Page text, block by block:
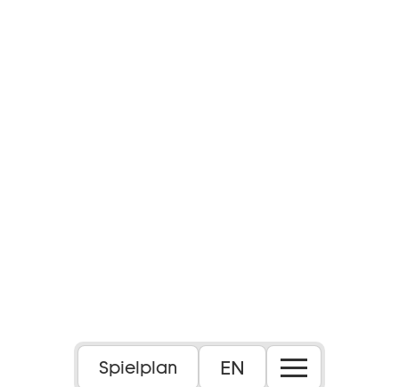
Spielplan EN